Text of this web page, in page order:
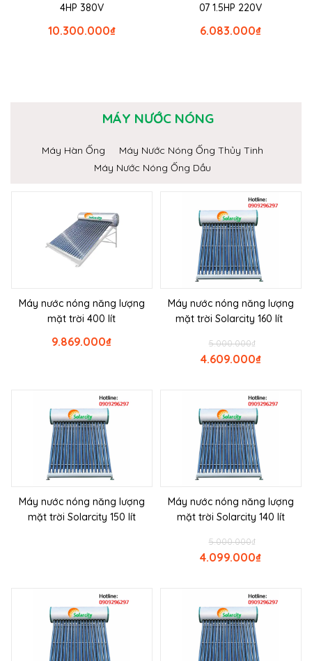
4HP 380V
₫
10.300.000
07 1.5HP 220V
₫
6.083.000
MÁY NƯỚC NÓNG
Máy Hàn Ống
Máy Nước Nóng Ống Thủy Tinh
Máy Nước Nóng Ống Dầu
Máy nước nóng năng lượng
mặt trời 400 lít
₫
9.869.000
Máy nước nóng năng lượng
mặt trời Solarcity 160 lít
₫
5.000.000
₫
4.609.000
Máy nước nóng năng lượng
mặt trời Solarcity 150 lít
Máy nước nóng năng lượng
mặt trời Solarcity 140 lít
₫
5.000.000
₫
4.099.000